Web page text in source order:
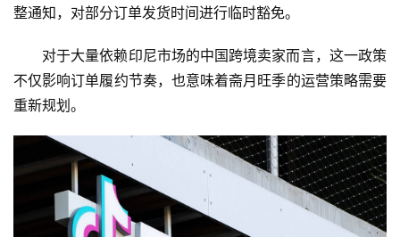
整通知，对部分订单发货时间进行临时豁免。
对于大量依赖印尼市场的中国跨境卖家而言，这一政策
不仅影响订单履约节奏，也意味着斋月旺季的运营策略需要
重新规划。